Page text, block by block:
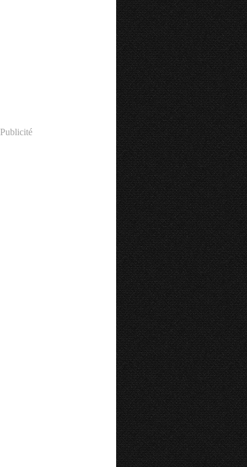
Publicité